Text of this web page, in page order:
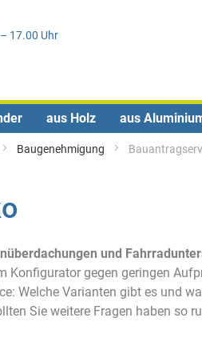
17.00 Uhr
aus Holz aus
Baugenehmigung
und
Konfigurator gegen geringen
Welche Varianten gibt es und
Sie weitere Fragen haben so